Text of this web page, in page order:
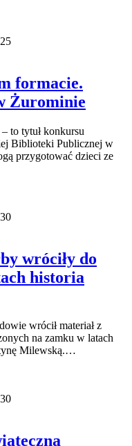
formacie.
Żurominie
to tytuł konkursu
Biblioteki Publicznej w
przygotować dzieci ze
wróciły do
historia
wrócił materiał z
na zamku w latach
Milewską.…